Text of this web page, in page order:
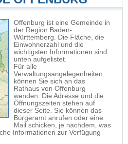
Offenburg ist eine Gemeinde in
der Region Baden-
Württemberg. Die Fläche, die
Einwohnerzahl und die
wichtigsten Informationen sind
unten aufgelistet.
Für alle
Verwaltungsangelegenheiten
können Sie sich an das
Rathaus von Offenburg
wenden. Die Adresse und die
Öffnungszeiten stehen auf
dieser Seite. Sie können das
Bürgeramt anrufen oder eine
Mail schicken, je nachdem, was
Informationen zur Verfügung